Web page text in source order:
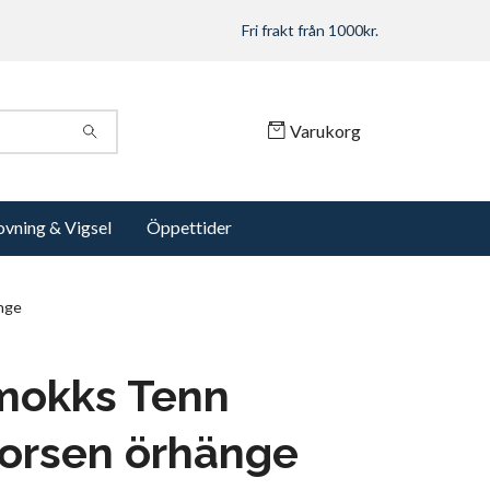
Fri frakt från 1000kr.
Varukorg
& Vigsel Öppettider
Tenn
örhänge